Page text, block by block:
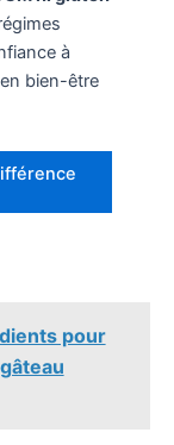
à
bien-être
pour